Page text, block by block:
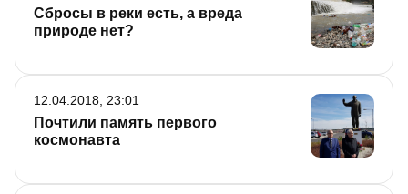
Сбросы в реки есть, а вреда
природе нет?
Почтили память первого
космонавта
12.04.2018, 23:01